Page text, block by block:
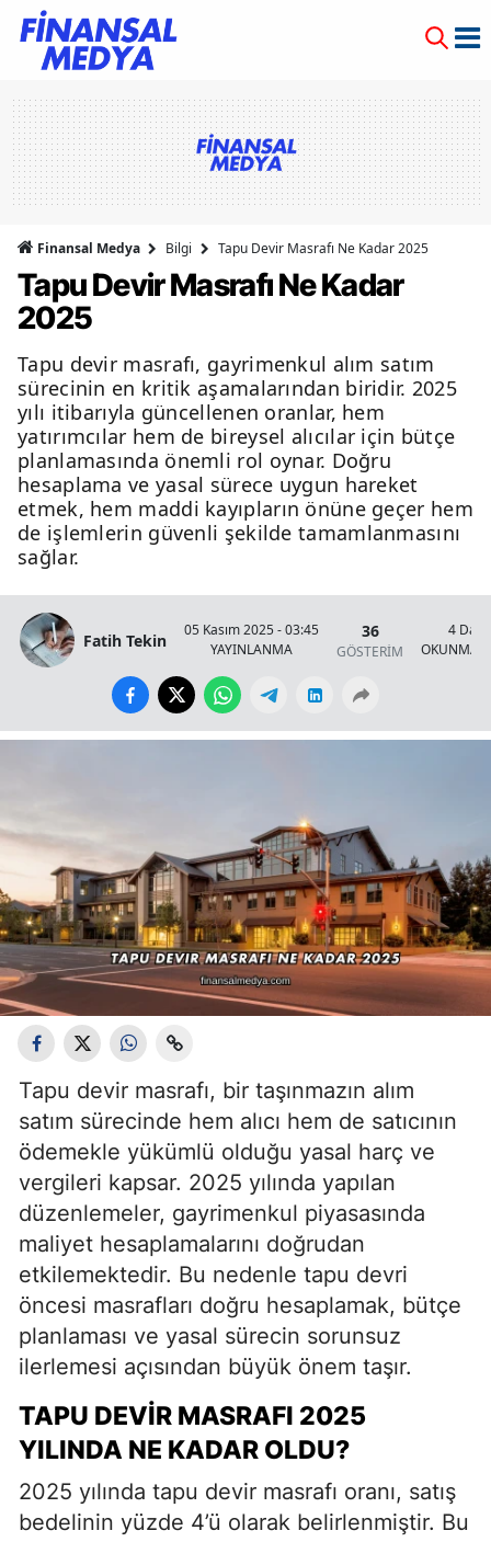
Finansal Medya Bilgi Tapu Devir Masrafı Ne Kadar 2025
Tapu Devir Masrafı Ne Kadar
2025
Tapu devir masrafı, gayrimenkul alım satım
sürecinin en kritik aşamalarından biridir. 2025
yılı itibarıyla güncellenen oranlar, hem
yatırımcılar hem de bireysel alıcılar için bütçe
planlamasında önemli rol oynar. Doğru
hesaplama ve yasal sürece uygun hareket
etmek, hem maddi kayıpların önüne geçer hem
de işlemlerin güvenli şekilde tamamlanmasını
sağlar.
Fatih Tekin
05 Kasım 2025 - 03:45
YAYINLANMA
36
GÖSTERİM
4
OKUNMA
Tapu devir masrafı, bir taşınmazın alım
satım sürecinde hem alıcı hem de satıcının
ödemekle yükümlü olduğu yasal harç ve
vergileri kapsar. 2025 yılında yapılan
düzenlemeler, gayrimenkul piyasasında
maliyet hesaplamalarını doğrudan
etkilemektedir. Bu nedenle tapu devri
öncesi masrafları doğru hesaplamak, bütçe
planlaması ve yasal sürecin sorunsuz
ilerlemesi açısından büyük önem taşır.
TAPU DEVIR MASRAFI 2025
YILINDA NE KADAR OLDU?
2025 yılında tapu devir masrafı oranı, satış
bedelinin yüzde 4’ü olarak belirlenmiştir. Bu